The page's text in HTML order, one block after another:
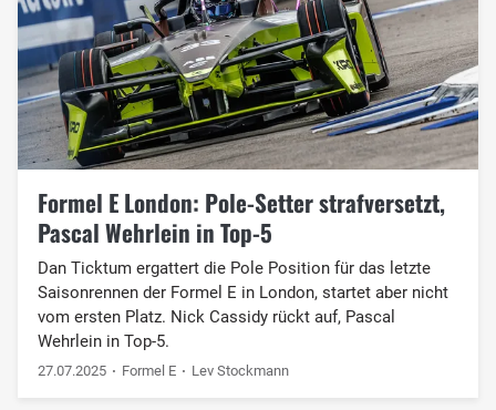
Formel E London: Pole-Setter strafversetzt,
Pascal Wehrlein in Top-5
Dan Ticktum ergattert die Pole Position für das letzte
Saisonrennen der Formel E in London, startet aber nicht
vom ersten Platz. Nick Cassidy rückt auf, Pascal
Wehrlein in Top-5.
27.07.2025 Formel E Lev Stockmann